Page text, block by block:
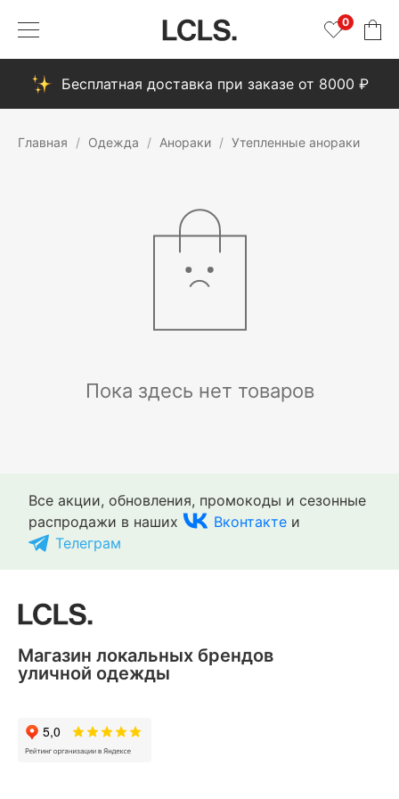
0
Бесплатная доставка при заказе от 8000 ₽
Главная Одежда Анораки Утепленные анораки
Пока здесь нет товаров
Все акции, обновления, промокоды и сезонные
распродажи в наших
Вконтакте и
Телеграм
Магазин локальных брендов
уличной одежды